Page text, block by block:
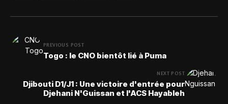
PREVIOUS POST
Togo : le CNO bientôt lié à Puma
NEXT POST
Djibouti D1/J1 : Une victoire d'entrée pour
Djehani N'Guissan et l'ACS Hayableh